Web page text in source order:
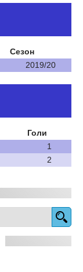
Сезон
2019/20
Голи
1
2